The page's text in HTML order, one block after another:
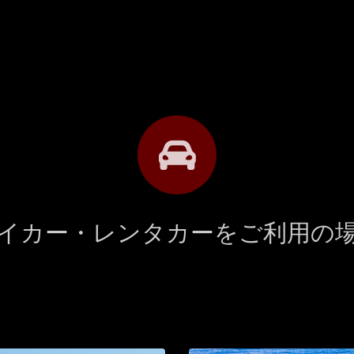
カー・レンタカーをご利用の